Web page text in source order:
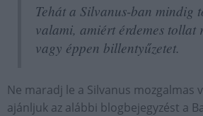
Tehát a Silvanus-ban mindig
valami, amiért érdemes tollat
vagy éppen billentyűzetet.
Ne maradj le a Silvanus mozgalmas
ajánljuk az alábbi blogbejegyzést a